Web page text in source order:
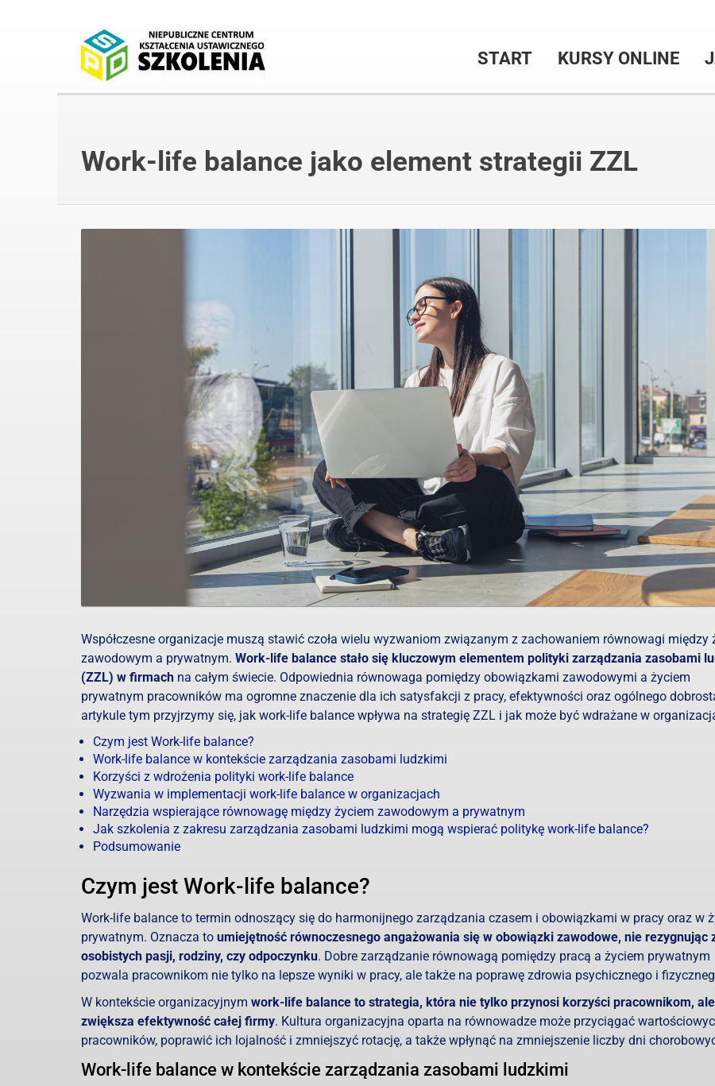
START KURSY ONLINE
Work-life balance jako element strategii ZZL
Współczesne organizacje muszą stawić czoła wielu wyzwaniom związanym z zachowaniem równowagi między
zawodowym a prywatnym. Work-life balance stało się kluczowym elementem polityki zarządzania zasobami
(ZZL) w firmach na całym świecie. Odpowiednia równowaga pomiędzy obowiązkami zawodowymi a życiem
prywatnym pracowników ma ogromne znaczenie dla ich satysfakcji z pracy, efektywności oraz ogólnego
artykule tym przyjrzymy się, jak work-life balance wpływa na strategię ZZL i jak może być wdrażane w
Czym jest Work-life balance?
Work-life balance w kontekście zarządzania zasobami ludzkimi
Korzyści z wdrożenia polityki work-life balance
Wyzwania w implementacji work-life balance w organizacjach
Narzędzia wspierające równowagę między życiem zawodowym a prywatnym
Jak szkolenia z zakresu zarządzania zasobami ludzkimi mogą wspierać politykę work-life balance?
Podsumowanie
Czym jest Work-life balance?
Work-life balance to termin odnoszący się do harmonijnego zarządzania czasem i obowiązkami w pracy oraz w
prywatnym. Oznacza to umiejętność równoczesnego angażowania się w obowiązki zawodowe, nie rezygnując
osobistych pasji, rodziny, czy odpoczynku. Dobre zarządzanie równowagą pomiędzy pracą a życiem prywatnym
pozwala pracownikom nie tylko na lepsze wyniki w pracy, ale także na poprawę zdrowia psychicznego i
W kontekście organizacyjnym work-life balance to strategia, która nie tylko przynosi korzyści pracownikom,
zwiększa efektywność całej firmy. Kultura organizacyjna oparta na równowadze może przyciągać
pracowników, poprawić ich lojalność i zmniejszyć rotację, a także wpłynąć na zmniejszenie liczby dni
Work-life balance w kontekście zarządzania zasobami ludzkimi